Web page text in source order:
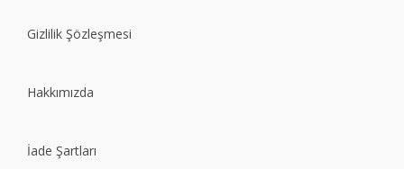
Gizlilik Şözleşmesi
Hakkımızda
İade Şartları